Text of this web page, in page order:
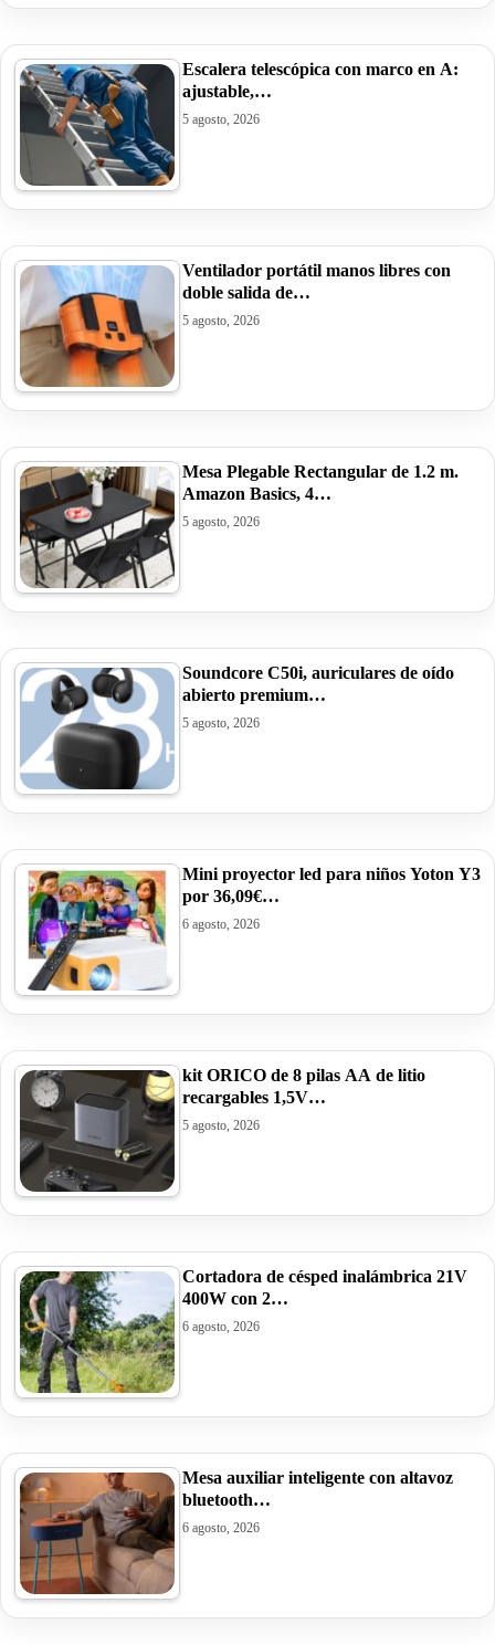
Escalera telescópica con marco en A:
ajustable,…
5 agosto, 2026
Ventilador portátil manos libres con
doble salida de…
5 agosto, 2026
Mesa Plegable Rectangular de 1.2 m.
Amazon Basics, 4…
5 agosto, 2026
Soundcore C50i, auriculares de oído
abierto premium…
5 agosto, 2026
Mini proyector led para niños Yoton Y3
por 36,09€…
6 agosto, 2026
kit ORICO de 8 pilas AA de litio
recargables 1,5V…
5 agosto, 2026
Cortadora de césped inalámbrica 21V
400W con 2…
6 agosto, 2026
Mesa auxiliar inteligente con altavoz
bluetooth…
6 agosto, 2026